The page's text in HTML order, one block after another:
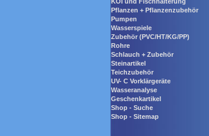
Pflanzen + Pflanzenzubehör
Pumpen
Wasserspiele
Zubehör (PVC/HT/KG/PP)
Rohre
Schlauch + Zubehör
Steinartikel
Teichzubehör
UV- C Vorklärgeräte
Wasseranalyse
Geschenkartikel
Shop - Suche
Shop - Sitemap